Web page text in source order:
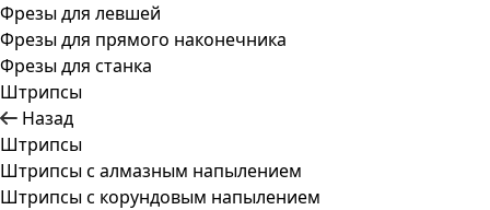
Фрезы для левшей
Фрезы для прямого наконечника
Фрезы для станка
Штрипсы
Назад
Штрипсы
Штрипсы c алмазным напылением
Штрипсы c корундовым напылением